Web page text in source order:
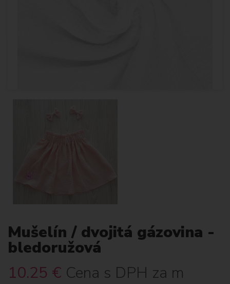
Mušelín / dvojitá gázovina -
bledoružová
10.25 € Cena s DPH za m